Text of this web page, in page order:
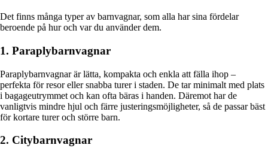
Det finns många typer av barnvagnar, som alla har sina fördelar
beroende på hur och var du använder dem.
1. Paraplybarnvagnar
Paraplybarnvagnar är lätta, kompakta och enkla att fälla ihop –
perfekta för resor eller snabba turer i staden. De tar minimalt med plats
i bagageutrymmet och kan ofta bäras i handen. Däremot har de
vanligtvis mindre hjul och färre justeringsmöjligheter, så de passar bäst
för kortare turer och större barn.
2. Citybarnvagnar